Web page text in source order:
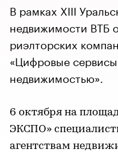
В рамках XIII
недвижимости ВТБ
риэлторских
«Цифровые
недвижимостью».
6 октября на
ЭКСПО»
агентствам